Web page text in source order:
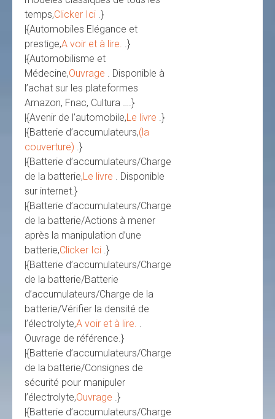
temps,Clicker Ici .}
|{Automobiles Elégance et
prestige,A voir et à lire.
.}
|{Automobilisme et
Médecine,Ouvrage
. Disponible à
l’achat sur les plateformes
Amazon, Fnac, Cultura ….}
|{Avenir de l’automobile,Le livre .}
|{Batterie d’accumulateurs,(la
couverture) .}
|{Batterie d’accumulateurs/Charge
de la batterie,Le livre
. Disponible
sur internet.}
|{Batterie d’accumulateurs/Charge
de la batterie/Actions à mener
après la manipulation d’une
batterie,Clicker Ici .}
|{Batterie d’accumulateurs/Charge
de la batterie/Batterie
d’accumulateurs/Charge de la
batterie/Vérifier la densité de
l’électrolyte,A voir et à lire.
Ouvrage de référence.}
|{Batterie d’accumulateurs/Charge
de la batterie/Consignes de
sécurité pour manipuler
l’électrolyte,Ouvrage .}
|{Batterie d’accumulateurs/Charge